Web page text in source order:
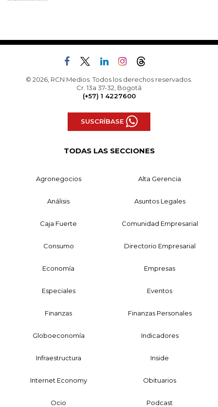
© 2026, RCN Medios. Todos los derechos reservados.
Cr. 13a 37-32, Bogotá
(+57) 1 4227600
SUSCRÍBASE
TODAS LAS SECCIONES
Agronegocios Alta Gerencia
Análisis Asuntos Legales
Caja Fuerte Comunidad Empresarial
Consumo Directorio Empresarial
Economía Empresas
Especiales Eventos
Finanzas Finanzas Personales
Globoeconomía Indicadores
Infraestructura Inside
Internet Economy Obituarios
Ocio Podcast